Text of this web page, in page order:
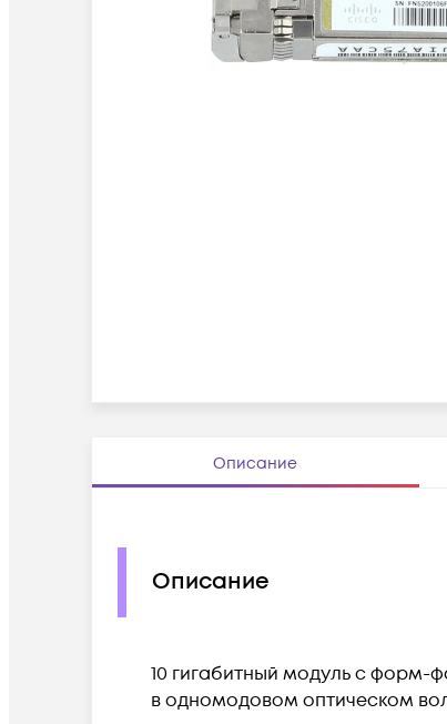
Описание
Описание
10 гигабитный модуль с форм-
в одномодовом оптическом